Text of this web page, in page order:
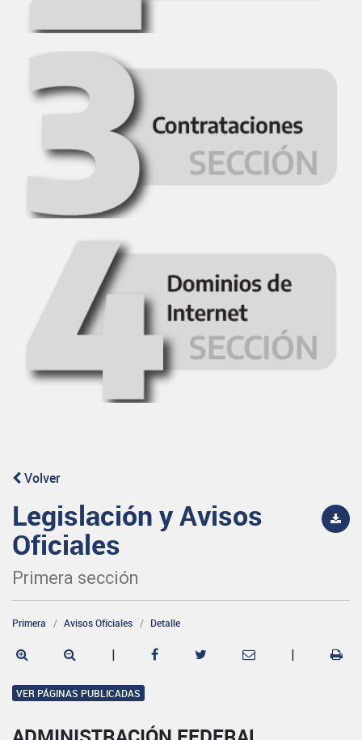
Volver
Legislación y Avisos
Oficiales
Primera sección
Primera Avisos Oficiales Detalle
| |
VER PÁGINAS PUBLICADAS